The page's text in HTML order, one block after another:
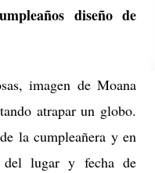
diseño de
imagen de Moana
atrapar un globo.
la cumpleañera y en
lugar y fecha de